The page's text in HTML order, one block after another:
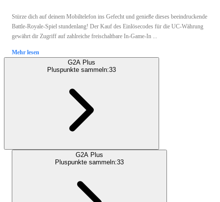
Stürze dich auf deinem Mobiltelefon ins Gefecht und genieße dieses beeindruckende
Battle-Royale-Spiel stundenlang! Der Kauf des Einlösecodes für die UC-Währung
gewährt dir Zugriff auf zahlreiche freischaltbare In-Game-In ...
Mehr lesen
G2A Plus
Pluspunkte sammeln:33
G2A Plus
Pluspunkte sammeln:33